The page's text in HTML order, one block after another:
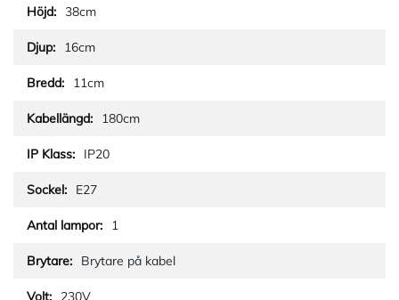
38cm
16cm
11cm
180cm
IP20
E27
1
Brytare på kabel
230V